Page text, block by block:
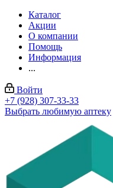
Каталог
Акции
О компании
Помощь
Информация
...
Войти
+7 (928) 307-33-33
Выбрать любимую аптеку